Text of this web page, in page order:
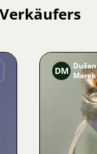
DM Dušan
Marek